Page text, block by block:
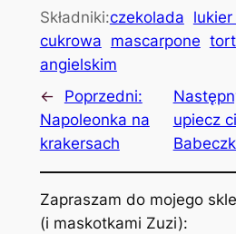
Składniki:czekolada
cukrowa mascarpone
angielskim
←
Poprzedni:
Napoleonka na
krakersach
upiecz
Zapraszam do mojego
(i maskotkami Zuzi):